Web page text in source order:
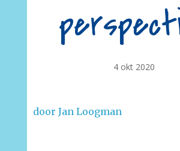
4 okt 2020
door Jan Loogman